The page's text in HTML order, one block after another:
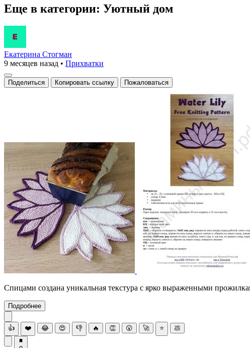
Еще в категории: Уютный дом
Екатерина Стогман
9 месяцев назад • Прихватки
Поделиться Копировать ссылку Пожаловаться
Спицами создана уникальная текстура с ярко выраженными
Подробнее
👍 ❤️ 😂 😍 👎 🔥 👏 😮 🚀 ⭐ 💩